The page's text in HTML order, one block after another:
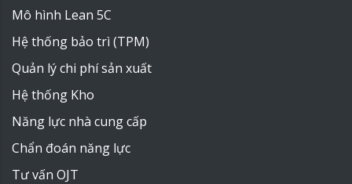
Mô hình Lean 5C
Hệ thống bảo trì (TPM)
Quản lý chi phí sản xuất
Hệ thống Kho
Năng lực nhà cung cấp
Chẩn đoán năng lực
Tư vấn OJT